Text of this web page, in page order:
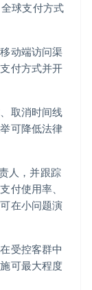
球支付方式
动端访问渠
付方式并开
取消时间线
可降低法律
人，并跟踪
付使用率、
在小问题演
受控客群中
可最大程度